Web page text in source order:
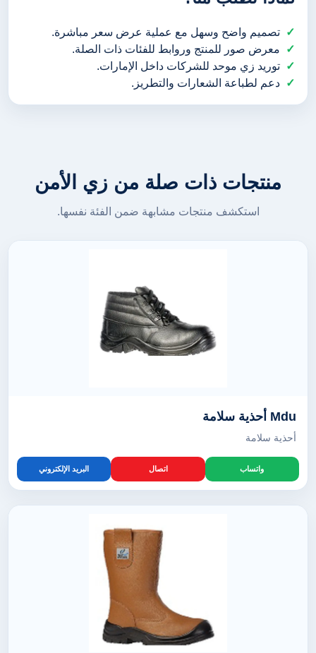
تصميم واضح وسهل مع عملية عرض سعر مباشرة.
معرض صور للمنتج وروابط للفئات ذات الصلة.
توريد زي موحد للشركات داخل الإمارات.
دعم لطباعة الشعارات والتطريز.
منتجات ذات صلة من زي الأمن
استكشف منتجات مشابهة ضمن الفئة نفسها.
Mdu أحذية سلامة
أحذية سلامة
واتساب اتصال البريد الإلكتروني